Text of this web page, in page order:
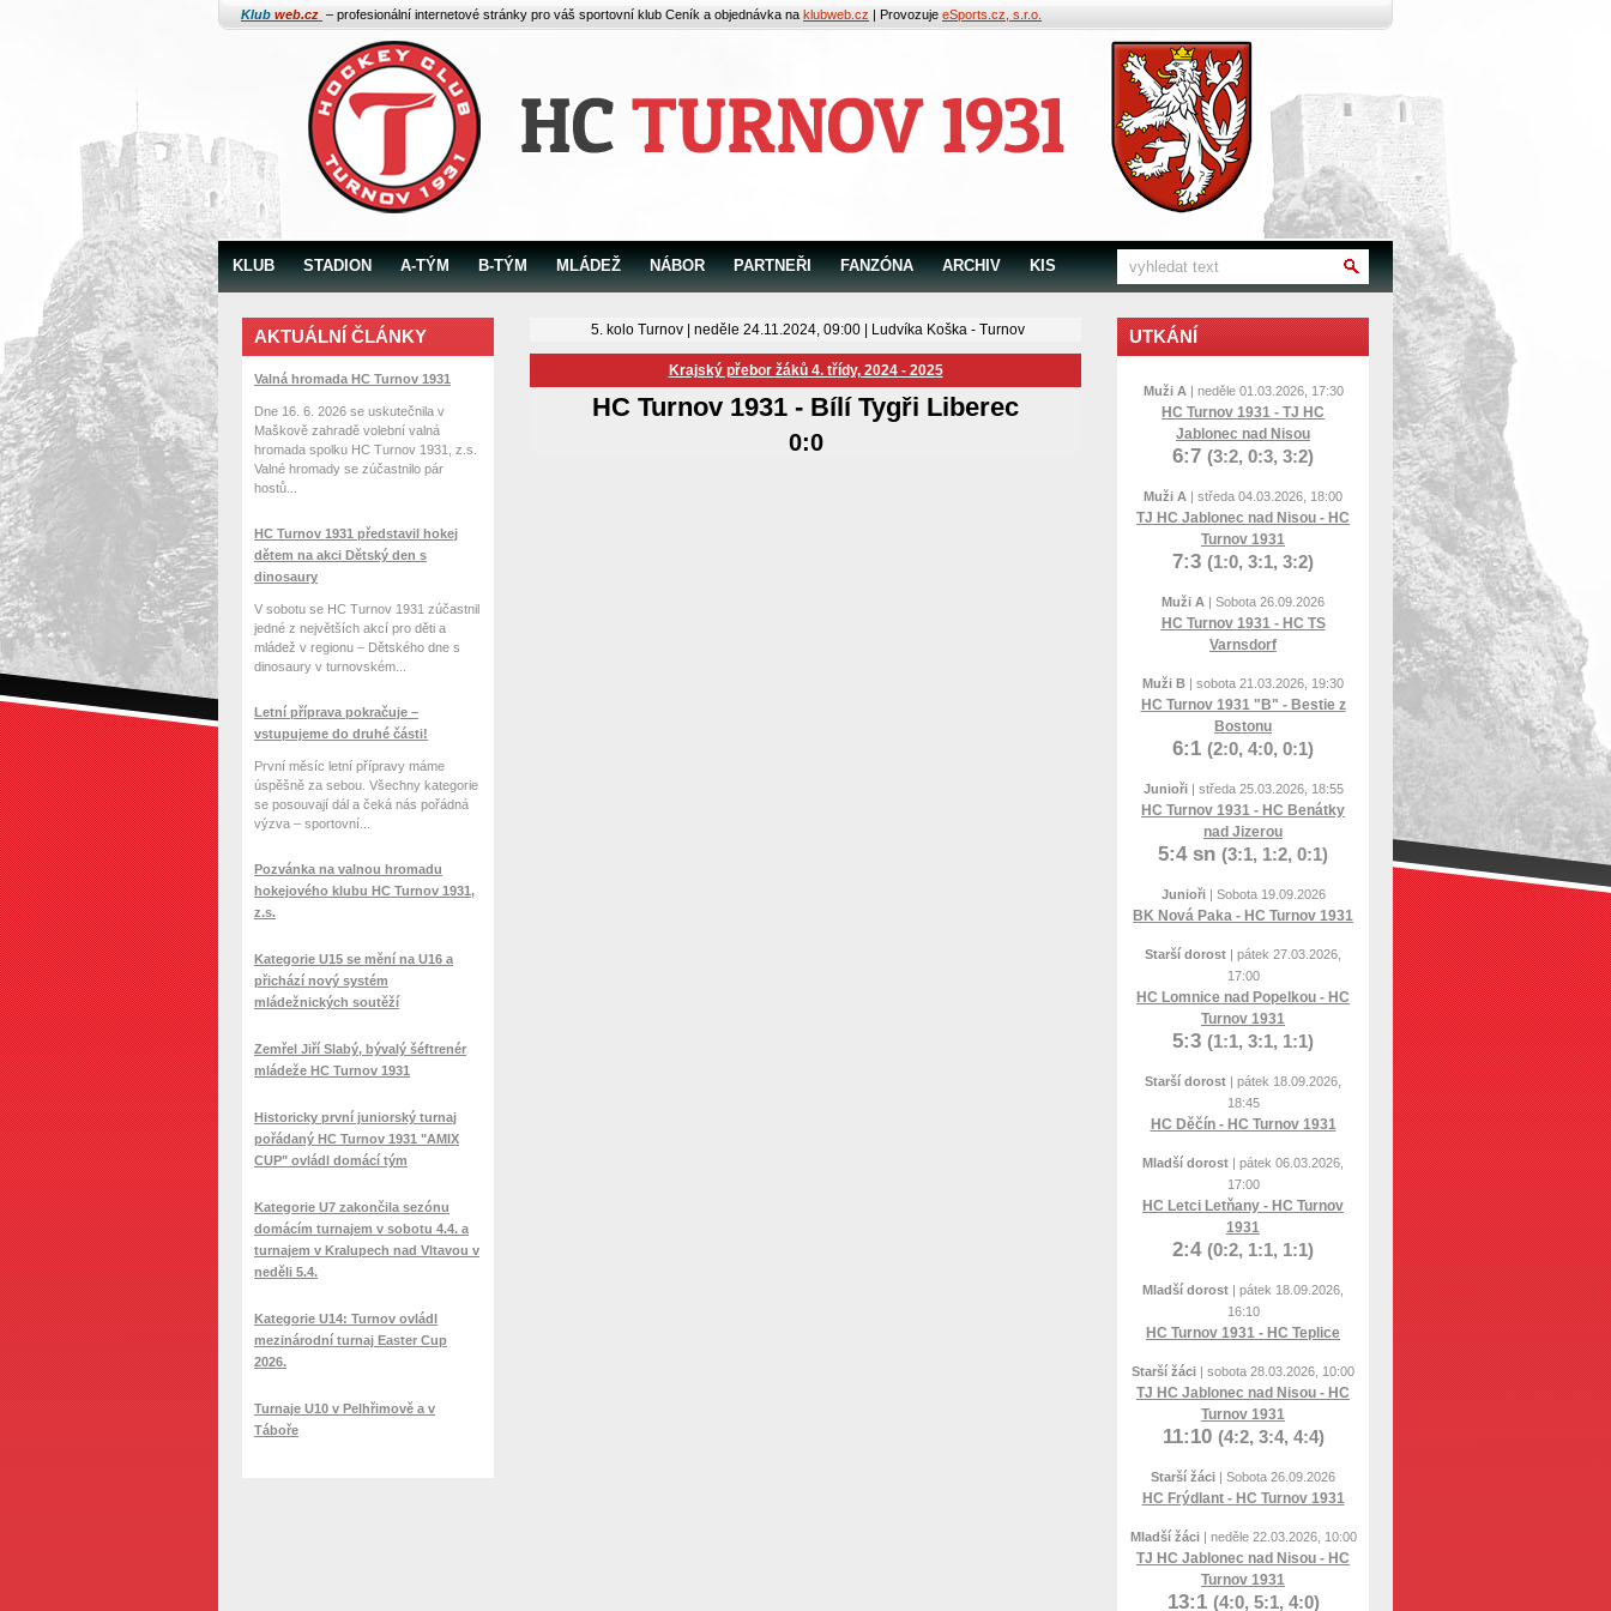
Klub web.cz – profesionální internetové stránky pro váš sportovní klub Ceník a objednávka na klubweb.cz | Provozuje eSports.cz, s.r.o.
KLUB STADION A-TÝM B-TÝM MLÁDEŽ NÁBOR PARTNEŘI FANZÓNA ARCHIV KIS
5. kolo Turnov | neděle 24.11.2024, 09:00 | Ludvíka Koška - Turnov
Krajský přebor žáků 4. třídy, 2024 - 2025
HC Turnov 1931 - Bílí Tygři Liberec
0:0
AKTUÁLNÍ ČLÁNKY
Valná hromada HC Turnov 1931
Dne 16. 6. 2026 se uskutečnila v
Maškově zahradě volební valná
hromada spolku HC Turnov 1931, z.s.
Valné hromady se zúčastnilo pár
hostů...
HC Turnov 1931 představil hokej
dětem na akci Dětský den s
dinosaury
V sobotu se HC Turnov 1931 zúčastnil
jedné z největších akcí pro děti a
mládež v regionu – Dětského dne s
dinosaury v turnovském...
Letní příprava pokračuje –
vstupujeme do druhé části!
První měsíc letní přípravy máme
úspěšně za sebou. Všechny kategorie
se posouvají dál a čeká nás pořádná
výzva – sportovní...
Pozvánka na valnou hromadu
hokejového klubu HC Turnov 1931,
z.s.
Kategorie U15 se mění na U16 a
přichází nový systém
mládežnických soutěží
Zemřel Jiří Slabý, bývalý šéftrenér
mládeže HC Turnov 1931
Historicky první juniorský turnaj
pořádaný HC Turnov 1931 "AMIX
CUP" ovládl domácí tým
Kategorie U7 zakončila sezónu
domácím turnajem v sobotu 4.4. a
turnajem v Kralupech nad Vltavou v
neděli 5.4.
Kategorie U14: Turnov ovládl
mezinárodní turnaj Easter Cup
2026.
Turnaje U10 v Pelhřimově a v
Táboře
UTKÁNÍ
Muži A | neděle 01.03.2026, 17:30
HC Turnov 1931 - TJ HC
Jablonec nad Nisou
6:7 (3:2, 0:3, 3:2)
Muži A | středa 04.03.2026, 18:00
TJ HC Jablonec nad Nisou - HC
Turnov 1931
7:3 (1:0, 3:1, 3:2)
Muži A | Sobota 26.09.2026
HC Turnov 1931 - HC TS
Varnsdorf
Muži B | sobota 21.03.2026, 19:30
HC Turnov 1931 "B" - Bestie z
Bostonu
6:1 (2:0, 4:0, 0:1)
Junioři| středa 25.03.2026, 18:55
HC Turnov 1931 - HC Benátky
nad Jizerou
5:4 sn (3:1, 1:2, 0:1)
Junioři| Sobota 19.09.2026
BK Nová Paka - HC Turnov 1931
Starší dorost | pátek 27.03.2026,
17:00
HC Lomnice nad Popelkou - HC
Turnov 1931
5:3 (1:1, 3:1, 1:1)
Starší dorost | pátek 18.09.2026,
18:45
HC Děčín - HC Turnov 1931
Mladší dorost | pátek 06.03.2026,
17:00
HC Letci Letňany - HC Turnov
1931
2:4 (0:2, 1:1, 1:1)
Mladší dorost | pátek 18.09.2026,
16:10
HC Turnov 1931 - HC Teplice
Starší žáci | sobota 28.03.2026, 10:00
TJ HC Jablonec nad Nisou - HC
Turnov 1931
11:10 (4:2, 3:4, 4:4)
Starší žáci | Sobota 26.09.2026
HC Frýdlant - HC Turnov 1931
Mladší žáci| neděle 22.03.2026, 10:00
TJ HC Jablonec nad Nisou - HC
Turnov 1931
13:1 (4:0, 5:1, 4:0)